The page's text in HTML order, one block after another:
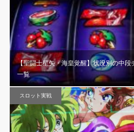
【聖闘士星矢・海皇覚醒】状況別の中段
一覧
スロット実戦